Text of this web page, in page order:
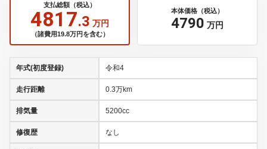
支払総額（税込）
4817.3 万円
（諸費用19.8万円を含む）
本体価格（税込）
4790 万円
年式(初度登録) 令和4
走行距離 0.3万km
排気量 5200cc
修復歴 なし